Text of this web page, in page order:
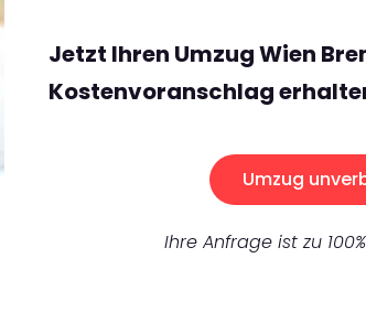
Jetzt Ihren Umzug Wien
Kostenvoranschlag
Umzug
Ihre Anfrage ist zu